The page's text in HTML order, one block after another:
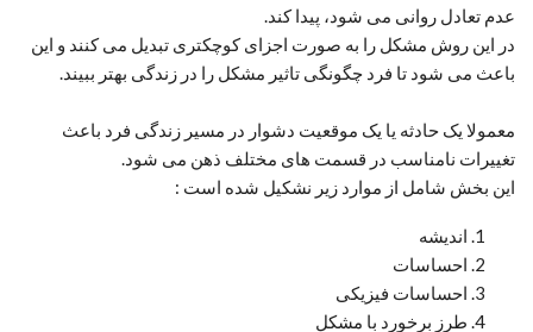
عدم تعادل روانی می شود، پیدا کند.
در این روش مشکل را به صورت اجزای کوچکتری تبدیل می کنند و این
باعث می شود تا فرد چگونگی تاثیر مشکل را در زندگی بهتر ببیند.
معمولا یک حادثه یا یک موقعیت دشوار در مسیر زندگی فرد باعث
تغییرات نامناسب در قسمت های مختلف ذهن می شود.
این بخش شامل از موارد زیر نشکیل شده است :
اندیشه
احساسات
احساسات فیزیکی
طرز برخورد با مشکل